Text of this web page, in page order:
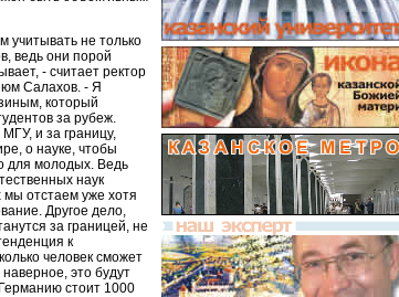
учитывать не только
ведь они порой
- считает ректор
Салахов. - Я
который
за рубеж.
и за границу,
о науке, чтобы
для молодых. Ведь
наук
мы отстаем уже хотя
Другое дело,
за границей, не
к
человек сможет
это будут
стоит 1000